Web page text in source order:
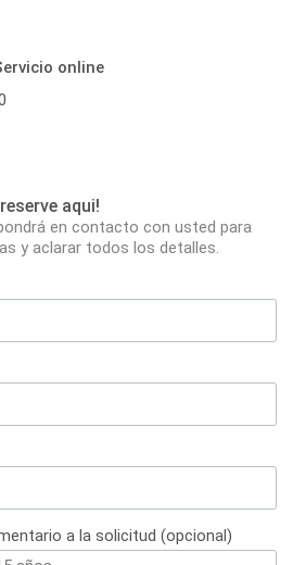
online
aqui!
en contacto con usted para
y aclarar todos los detalles.
a la solicitud (opcional)